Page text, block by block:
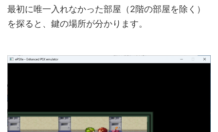
最初に唯一入れなかった部屋（2階の部屋を除く）
を探ると、鍵の場所が分かります。